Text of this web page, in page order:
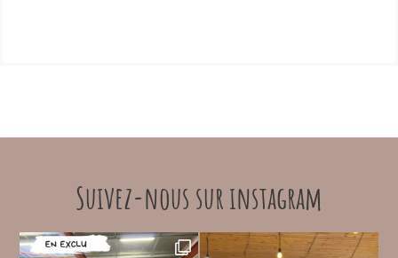
Suivez-nous sur instagram